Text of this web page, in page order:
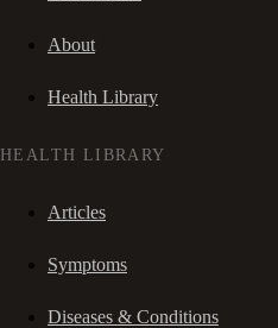
About
Health Library
HEALTH LIBRARY
Articles
Symptoms
Diseases & Conditions